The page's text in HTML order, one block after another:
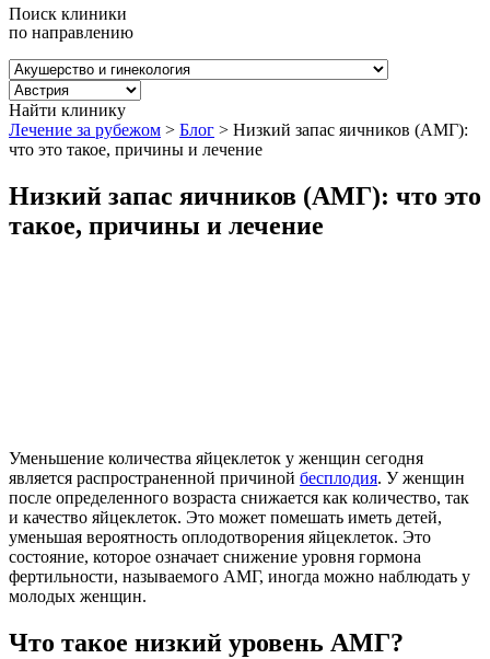
Поиск клиники
по направлению
Найти клинику
Лечение за рубежом > Блог > Низкий запас яичников (АМГ):
что это такое, причины и лечение
Низкий запас яичников (АМГ): что это
такое, причины и лечение
Уменьшение количества яйцеклеток у женщин сегодня
является распространенной причиной бесплодия. У женщин
после определенного возраста снижается как количество, так
и качество яйцеклеток. Это может помешать иметь детей,
уменьшая вероятность оплодотворения яйцеклеток. Это
состояние, которое означает снижение уровня гормона
фертильности, называемого АМГ, иногда можно наблюдать у
молодых женщин.
Что такое низкий уровень АМГ?